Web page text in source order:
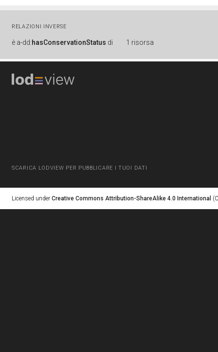
RELAZIONI INVERSE
è a-dd:hasConservationStatus di 1 risorsa
SCARICA LODVIEW PER PUBBLICARE I TUOI DATI
Licensed under Creative Commons Attribution-ShareAlike 4.0 International